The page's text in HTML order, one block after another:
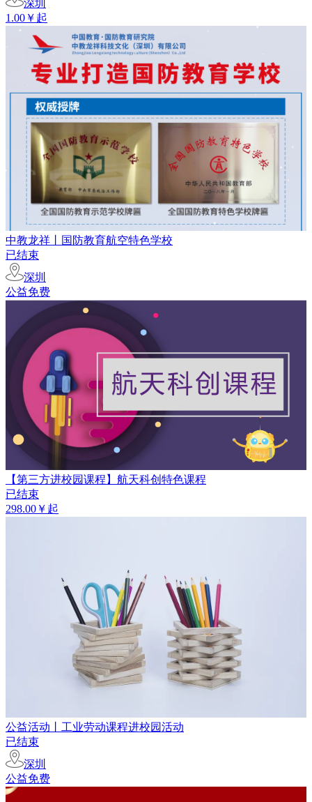
深圳
1.00￥起
中教龙祥丨国防教育航空特色学校
已结束
深圳
公益免费
【第三方进校园课程】航天科创特色课程
已结束
298.00￥起
公益活动丨工业劳动课程进校园活动
已结束
深圳
公益免费